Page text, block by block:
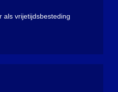
als vrijetijdsbesteding